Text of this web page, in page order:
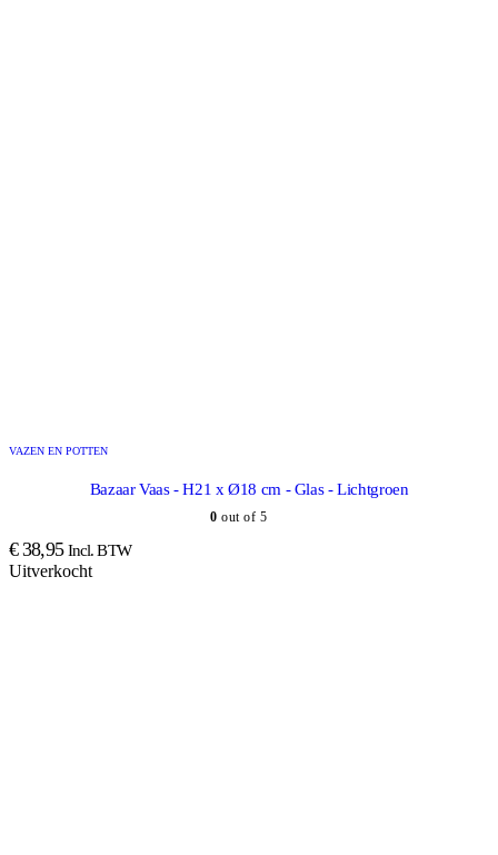
VAZEN EN POTTEN
Bazaar Vaas - H21 x Ø18 cm - Glas - Lichtgroen
0 out of 5
€38,95 Incl. BTW
Uitverkocht